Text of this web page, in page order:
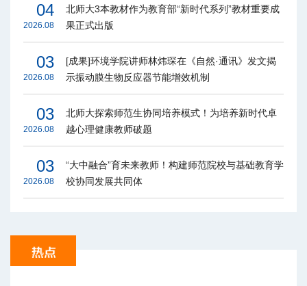
04
2026.08
北师大3本教材作为教育部“新时代系列”教材重要成
果正式出版
03
2026.08
[成果]环境学院讲师林炜琛在《自然·通讯》发文揭
示振动膜生物反应器节能增效机制
03
2026.08
北师大探索师范生协同培养模式！为培养新时代卓
越心理健康教师破题
03
2026.08
“大中融合”育未来教师！构建师范院校与基础教育学
校协同发展共同体